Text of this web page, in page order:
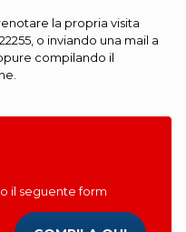
la propria visita
o inviando una mail a
compilando il
il seguente form